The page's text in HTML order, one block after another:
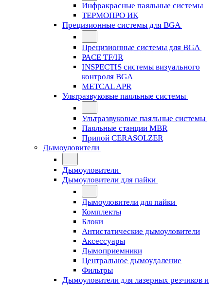
Инфракрасные паяльные системы
ТЕРМОПРО ИК
Прецизионные системы для BGA
Прецизионные системы для BGA
PACE TF/IR
INSPECTIS системы визуального
контроля BGA
METCAL APR
Ультразвуковые паяльные системы
Ультразвуковые паяльные системы
Паяльные станции MBR
Припой CERASOLZER
Дымоуловители
Дымоуловители
Дымоуловители для пайки
Дымоуловители для пайки
Комплекты
Блоки
Антистатические дымоуловители
Аксессуары
Дымоприемники
Центральное дымоудаление
Фильтры
Дымоуловители для лазерных резчиков и